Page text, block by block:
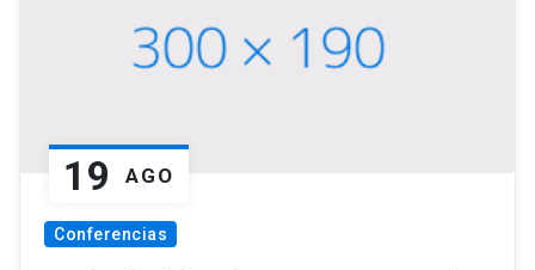
19 AGO
Conferencias